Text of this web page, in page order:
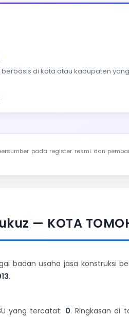
di kota atau kabupaten
pada register resmi dan
— KOTA
badan usaha jasa konstruksi
.
yang tercatat: 0. Ringkasan di